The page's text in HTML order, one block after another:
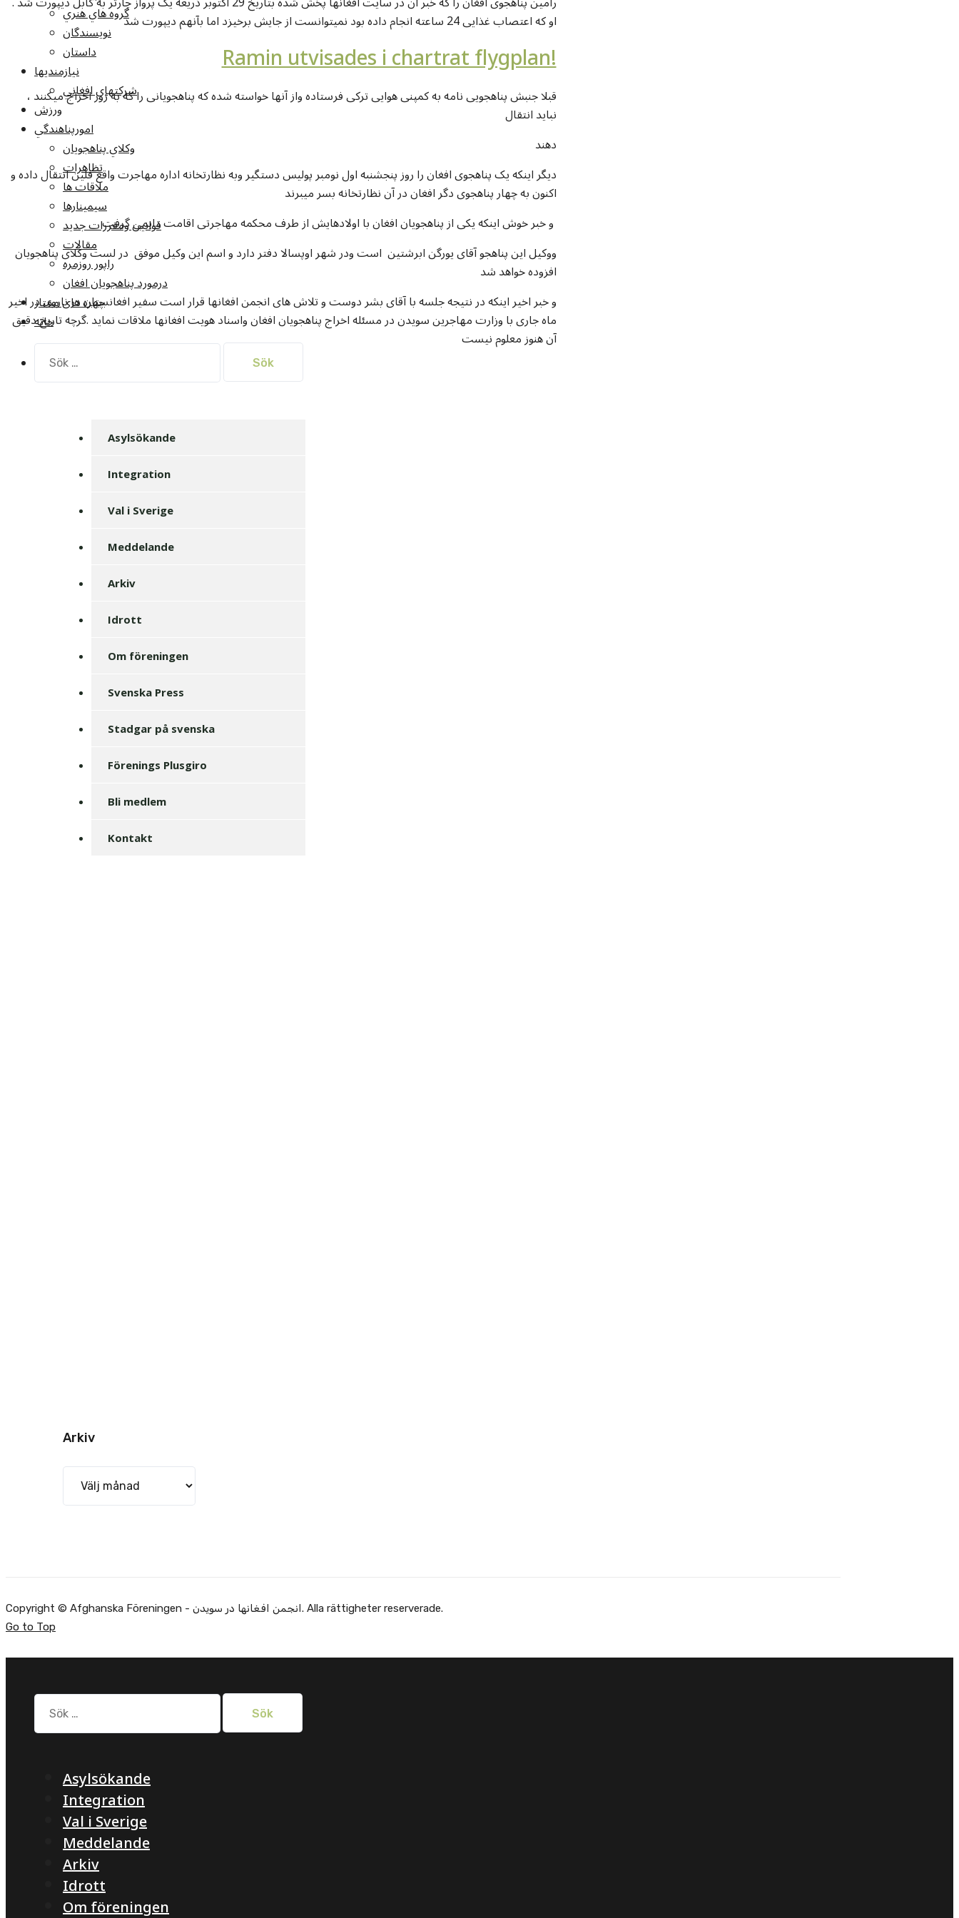
گروه هاي هنري
نويسندگان
داستان
نيازمنديها
شرکتهاي افغاني
ورزش
امورپناهندگي
وکلاي پناهجويان
تظاهرات
ملاقات ها
سيمينارها
قوانين ومقررات جديد
مقالات
راپور روزمره
درمورد پناهجويان افغان
چهره های ممتاز
خانه
efter:
او که اعتصاب غذایی 24 ساعته انجام داده بود نمیتوانست از جایش برخیزد اما بآنهم دیپورت شد
Ramin utvisades i chartrat flygplan!‏
نباید انتقال
دهند
دیگر اینکه یک پناهجوی افغان را روز پنجشنبه اول نومبر پولیس دستگیر وبه نظارتخانه اداره مهاجرت واقع فلین انتقال داده و
اکنون به چهار پناهجوی دگر افغان در آن نظارتخانه بسر میبرند
ووکیل این پناهجو آقای یورگن ابرشتین است ودر شهر اوپسالا دفتر دارد و اسم این وکیل موفق در لست وکلای پناهجویان
افزوده خواهد شد
و خبر اخیر اینکه در نتیجه جلسه با آقای بشر دوست و تلاش های انجمن افغانها قرار است سفیر افغانستان در ناروی در اخیر
ماه جاری با وزارت مهاجرین سویدن در مسئله اخراج پناهجویان افغان واسناد هویت افغانها ملاقات نماید .گرچه تاریخ دقیق
آن هنوز معلوم نیست
Asylsökande
Integration
Val i Sverige
Meddelande
Arkiv
Idrott
Om föreningen
Svenska Press
Stadgar på svenska
Förenings Plusgiro
Bli medlem
Kontakt
Arkiv
Copyright © Afghanska Föreningen - انجمن افغانها در سویدن. Alla rättigheter reserverade.
Go to Top
Sök
efter:
Asylsökande
Integration
Val i Sverige
Meddelande
Arkiv
Idrott
Om föreningen